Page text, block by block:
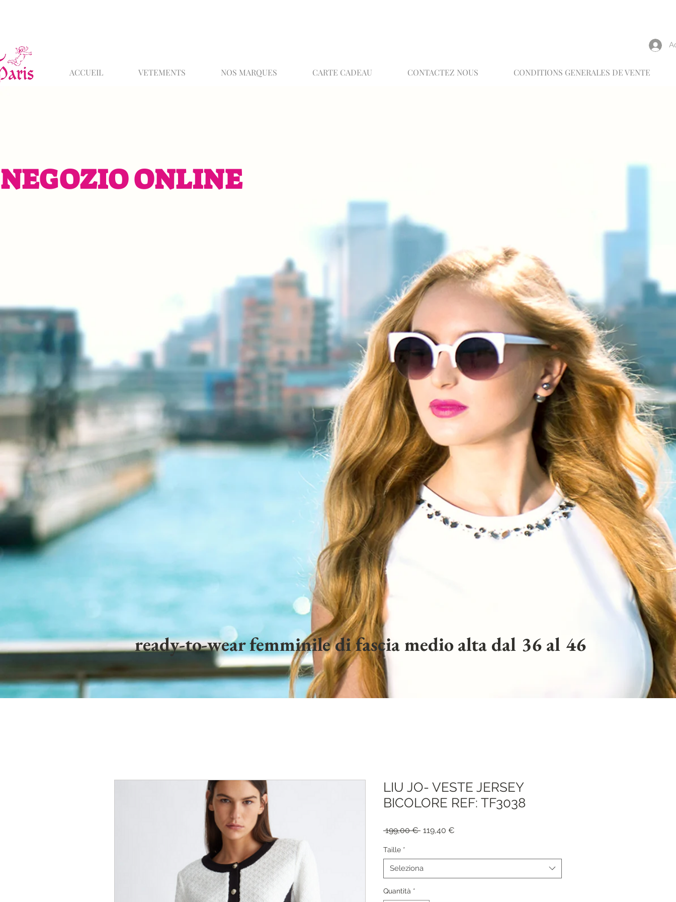
ACCUEIL VETEMENTS NOS MARQUES CARTE CADEAU CONTACTEZ NOUS CONDITIONS GENERALES DE VENTE
NEGOZIO ONLINE
ready-to-wear femminile di fascia medio alta dal 36 al 46
LIU JO- VESTE JERSEY
BICOLORE REF: TF3038
199,00 € Prezzo
119,40 €
Taille *
Seleziona
Quantità *